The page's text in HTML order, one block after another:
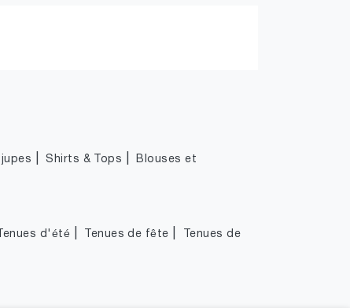
jupes |Shirts & Tops
Blouses et
Tenues d'été Tenues de fête
Tenues de